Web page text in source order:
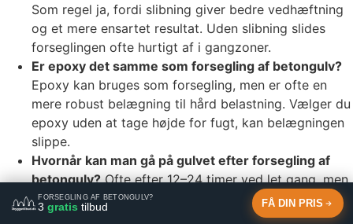
Som regel ja, fordi slibning giver bedre vedhæftning
og et mere ensartet resultat. Uden slibning slides
forseglingen ofte hurtigt af i gangzoner.
Er epoxy det samme som forsegling af betongulv?
Epoxy kan bruges som forsegling, men er ofte en
mere robust belægning til hård belastning. Vælger du
epoxy uden at tage højde for fugt, kan belægningen
slippe.
Hvornår kan man gå på gulvet efter forsegling af
betongulv?Ofte efter 12–24 timer ved let gang, men
fuld belastning afhænger af produkt og hærdning.
Belaster du gulvet for tidligt, kan du få trykmærker
FORSEGLING AF BETONGULV?
3gratis tilbud FÅ DIN PRIS